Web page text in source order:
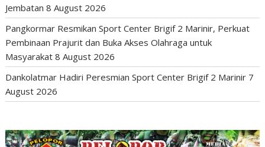
Jembatan 8 August 2026
Pangkormar Resmikan Sport Center Brigif 2 Marinir, Perkuat
Pembinaan Prajurit dan Buka Akses Olahraga untuk
Masyarakat 8 August 2026
Dankolatmar Hadiri Peresmian Sport Center Brigif 2 Marinir 7
August 2026